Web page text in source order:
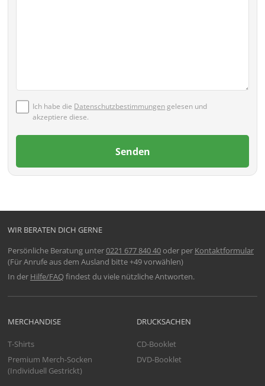
Ich habe die Datenschutzbestimmungen gelesen und
akzeptiere diese.
Senden
WIR BERATEN DICH GERNE
Persönliche Beratung unter0221 677 840 40oder per Kontaktformular
(Für Anrufe aus dem Ausland bitte +49 vorwählen)
In der Hilfe/FAQfindest du viele nützliche Antworten.
MERCHANDISE
T-Shirts
Premium Merch-Socken
(Individuell Gestrickt)
DRUCKSACHEN
CD-Booklet
DVD-Booklet